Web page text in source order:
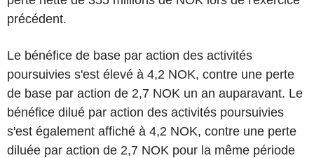
précédent.
Le bénéfice de base par action des activités
poursuivies s'est élevé à 4,2 NOK, contre une perte
de base par action de 2,7 NOK un an auparavant. Le
bénéfice dilué par action des activités poursuivies
s'est également affiché à 4,2 NOK, contre une perte
diluée par action de 2,7 NOK pour la même période